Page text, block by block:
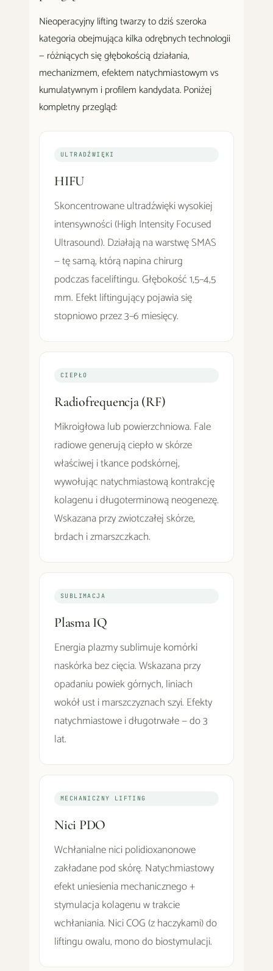
Nieoperacyjny lifting twarzy to dziś szeroka
kategoria obejmująca kilka odrębnych technologii
— różniących się głębokością działania,
mechanizmem, efektem natychmiastowym vs
kumulatywnym i profilem kandydata. Poniżej
kompletny przegląd:
ULTRADŹWIĘKI
HIFU
Skoncentrowane ultradźwięki wysokiej
intensywności (High Intensity Focused
Ultrasound). Działają na warstwę SMAS
— tę samą, którą napina chirurg
podczas faceliftingu. Głębokość 1,5–4,5
mm. Efekt liftingujący pojawia się
stopniowo przez 3–6 miesięcy.
CIEPŁO
Radiofrequencja (RF)
Mikroigłowa lub powierzchniowa. Fale
radiowe generują ciepło w skórze
właściwej i tkance podskórnej,
wywołując natychmiastową kontrakcję
kolagenu i długoterminową neogenezę.
Wskazana przy zwiotczałej skórze,
brdach i zmarszczkach.
SUBLIMACJA
Plasma IQ
Energia plazmy sublimuje komórki
naskórka bez cięcia. Wskazana przy
opadaniu powiek górnych, liniach
wokół ust i marszczyznach szyi. Efekty
natychmiastowe i długotrwałe — do 3
lat.
MECHANICZNY LIFTING
Nici PDO
Wchłanialne nici polidioxanonowe
zakładane pod skórę. Natychmiastowy
efekt uniesienia mechanicznego +
stymulacja kolagenu w trakcie
wchłaniania. Nici COG (z haczykami) do
liftingu owalu, mono do biostymulacji.